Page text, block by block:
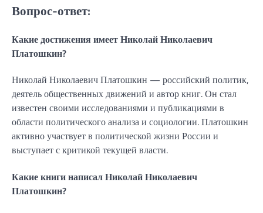
Вопрос-ответ:
Какие достижения имеет Николай Николаевич
Платошкин?
Николай Николаевич Платошкин — российский политик,
деятель общественных движений и автор книг. Он стал
известен своими исследованиями и публикациями в
области политического анализа и социологии. Платошкин
активно участвует в политической жизни России и
выступает с критикой текущей власти.
Какие книги написал Николай Николаевич
Платошкин?